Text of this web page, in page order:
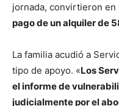
jornada, convirtieron en
pago de un alquiler de
La familia acudió a
tipo de apoyo. «Los
el informe de
judicialmente por el